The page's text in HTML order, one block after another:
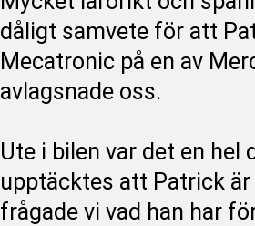
dåligt samvete för att
Mecatronic på en av
avlagsnade oss.
Ute i bilen var det en hel
upptäcktes att Patrick
frågade vi vad han har